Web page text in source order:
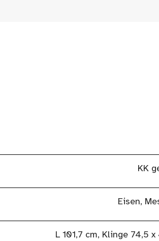
KK
Eisen,
L 101,7 cm, Klinge 74,5 x